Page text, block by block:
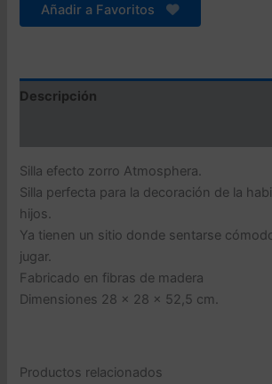
28
x
52,5
Añadir a Favoritos
Descripción
Silla efecto zorro Atmosphera.
Silla perfecta para la decoración de la
hijos.
Ya tienen un sitio donde sentarse
jugar.
Fabricado en fibras de madera
Dimensiones 28 x 28 x 52,5 cm.
Productos relacionados